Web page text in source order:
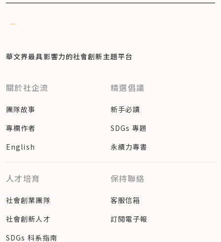
華文界最具影響力的社會創新主題平台
關於社企流
團隊故事
專欄作者
English
精選倡議
新手必讀
SDGs 專題
永續力專書
人才培育
社會創業團隊
社會創新人才
SDGs 科系指南
保持聯絡
客服信箱
訂閱電子報